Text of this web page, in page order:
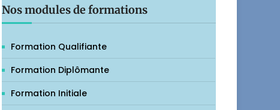
Nos modules de formations
Formation Qualifiante
Formation Diplômante
Formation Initiale